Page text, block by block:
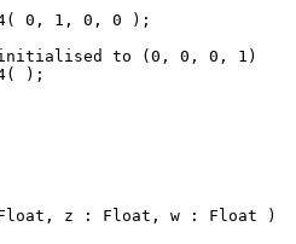
0, 1, 0, 0 );
initialised to (0, 0, 0, 1)
);